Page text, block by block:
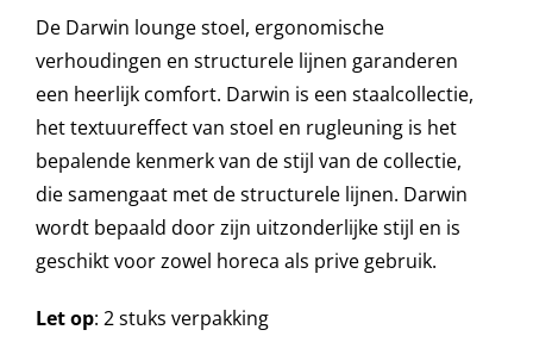
Accessoires en Kado
Onze merken
De Darwin lounge stoel, ergonomische
verhoudingen en structurele lijnen garanderen
een heerlijk comfort. Darwin is een staalcollectie,
het textuureffect van stoel en rugleuning is het
bepalende kenmerk van de stijl van de collectie,
die samengaat met de structurele lijnen. Darwin
wordt bepaald door zijn uitzonderlijke stijl en is
geschikt voor zowel horeca als prive gebruik.
Let op: 2 stuks verpakking